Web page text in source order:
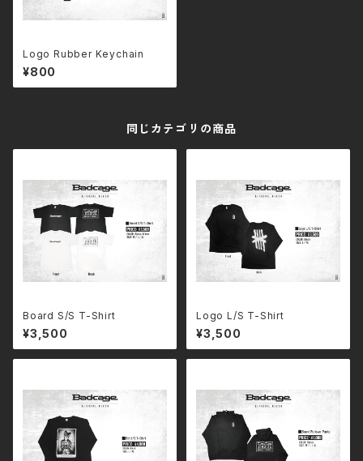
Logo Rubber Keychain
¥800
同じカテゴリの商品
Board S/S T-Shirt
¥3,500
Logo L/S T-Shirt
¥3,500